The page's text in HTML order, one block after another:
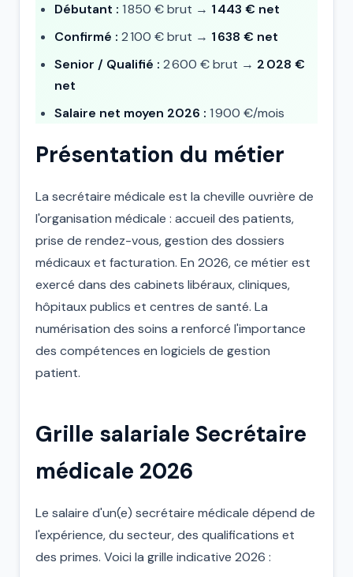
Débutant : 1 850 € brut → 1 443 € net
Confirmé : 2 100 € brut → 1 638 € net
Senior / Qualifié : 2 600 € brut → 2 028 €
net
Salaire net moyen 2026 : 1 900 €/mois
Présentation du métier
La secrétaire médicale est la cheville ouvrière de
l'organisation médicale : accueil des patients,
prise de rendez-vous, gestion des dossiers
médicaux et facturation. En 2026, ce métier est
exercé dans des cabinets libéraux, cliniques,
hôpitaux publics et centres de santé. La
numérisation des soins a renforcé l'importance
des compétences en logiciels de gestion
patient.
Grille salariale Secrétaire
médicale 2026
Le salaire d'un(e) secrétaire médicale dépend de
l'expérience, du secteur, des qualifications et
des primes. Voici la grille indicative 2026 :